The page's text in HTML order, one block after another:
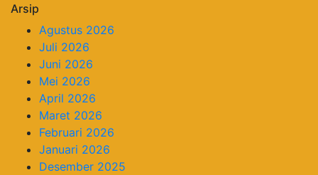
Arsip
Agustus 2026
Juli 2026
Juni 2026
Mei 2026
April 2026
Maret 2026
Februari 2026
Januari 2026
Desember 2025